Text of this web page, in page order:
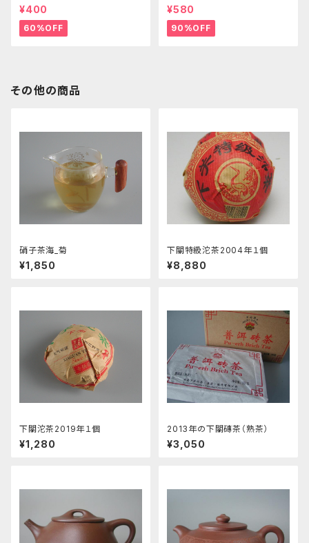
¥400
60%OFF
¥580
90%OFF
その他の商品
硝子茶海_菊
¥1,850
下關特級沱茶2004年１個
¥8,880
下關沱茶2019年１個
¥1,280
2013年の下關磚茶（熟茶）
¥3,050